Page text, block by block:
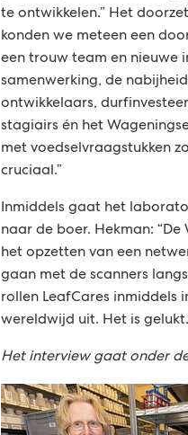
te ontwikkelen.” Het
konden we meteen een
een trouw team en nieuwe
samenwerking, de
ontwikkelaars,
stagiairs én het
met voedselvraagstukken
cruciaal.”
Inmiddels gaat het
naar de boer. Hekman:
het opzetten van een
gaan met de scanners
rollen LeafCares inmiddels
wereldwijd uit. Het is
Het interview gaat onder